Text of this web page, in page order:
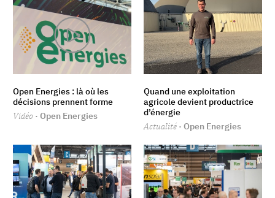
Open Energies : là où les
décisions prennent forme
Vidéo · Open Energies
Quand une exploitation
agricole devient productrice
d’énergie
Actualité · Open Energies